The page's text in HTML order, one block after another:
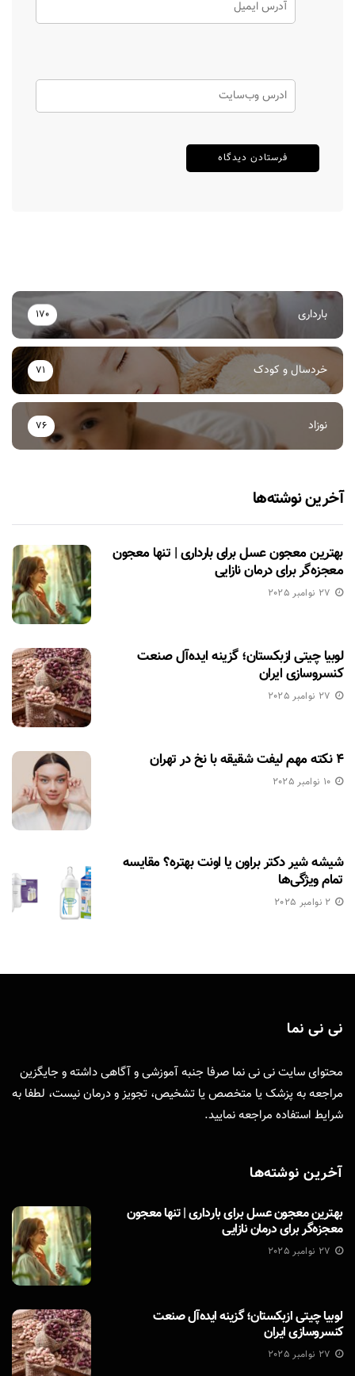
بارداری 170
خردسال و کودک 71
نوزاد 76
آخرین نوشته‌ها
بهترین معجون عسل برای بارداری | تنها معجون
معجزه‌گر برای درمان نازایی
27 نوامبر 2025
لوبیا چیتی ازبکستان؛ گزینه ایده‌آل صنعت
کنسروسازی ایران
27 نوامبر 2025
۴ نکته مهم لیفت شقیقه با نخ در تهران
10 نوامبر 2025
شیشه شیر دکتر براون یا اونت بهتره؟ مقایسه
تمام ویژگی‌ها
2 نوامبر 2025
نی نی نما
محتوای سایت نی نی نما صرفا جنبه آموزشی و آگاهی داشته و جایگزین
مراجعه به پزشک یا متخصص یا تشخیص، تجویز و درمان نیست، لطفا به
شرایط استفاده مراجعه نمایید.
آخرین نوشته‌ها
بهترین معجون عسل برای بارداری | تنها معجون
معجزه‌گر برای درمان نازایی
27 نوامبر 2025
لوبیا چیتی ازبکستان؛ گزینه ایده‌آل صنعت
کنسروسازی ایران
27 نوامبر 2025